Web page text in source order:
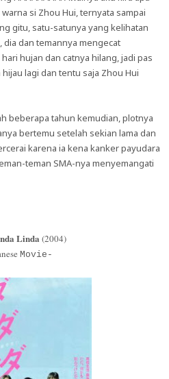
si Zhou Hui, ternyata sampai
gitu, satu-satunya yang kelihatan
dia dan temannya mengecat
hujan dan catnya hilang, jadi pas
lagi dan tentu saja Zhou Hui
beberapa tahun kemudian, plotnya
bertemu setelah sekian lama dan
karena ia kena kanker payudara
teman SMA-nya menyemangati
Linda (2004)
Movie-